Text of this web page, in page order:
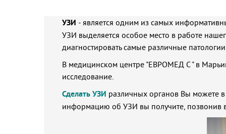
УЗИ - является одним из самых
УЗИ выделяется особое место в работе
диагностировать самые различные
В медицинском центре "ЕВРОМЕД С " в
исследование.
Сделать УЗИ различных органов Вы можете
информацию об УЗИ вы получите,